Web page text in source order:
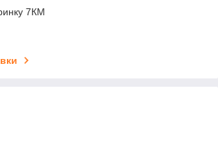
7КМ